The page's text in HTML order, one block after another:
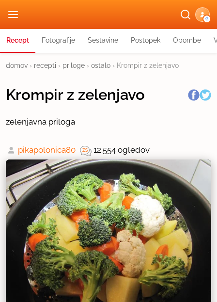
G
Recept Fotografije Sestavine Postopek Opombe
domov › recepti › priloge › ostalo › Krompir z zelenjavo
Krompir z zelenjavo
zelenjavna priloga
pikapolonica80 12.554 ogledov